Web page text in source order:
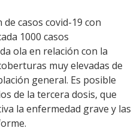
casos covid-19 con
1000 casos
ola en relación con la
muy elevadas de
general. Es posible
de la tercera dosis, que
la enfermedad grave y las